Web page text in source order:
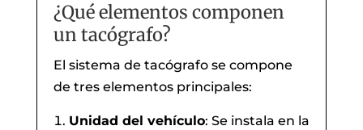
¿Qué elementos componen
un tacógrafo?
El sistema de tacógrafo se compone
de tres elementos principales:
Unidad del vehículo: Se instala en la